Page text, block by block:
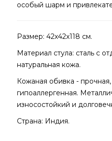
особый шарм и
Размер: 42х42х118 см.
Материал стула: сталь с
натуральная кожа.
Кожаная обивка - прочная,
гипоаллергенная.
износостойкий и
Страна: Индия.